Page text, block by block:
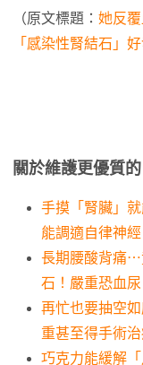
（原文標題： 她反
「感染性腎結石」
關於維護更優質
手摸「腎臟」
能調適自律神經
長期腰酸背痛⋯
石！嚴重恐血尿
再忙也要抽空
重甚至得手術
巧克力能緩解